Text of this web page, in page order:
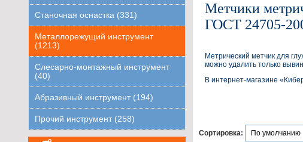
Станочная оснастка (331)
Металлорежущий инструмент
(1213)
Слесарно-монтажный инструмент
(40)
Абразивный инструмент (194)
Прочий инструмент (258)
Метчики
ГОСТ 24705-
Метрический метчик для
можно удалить только
В интернет-магазине
Сортировка: